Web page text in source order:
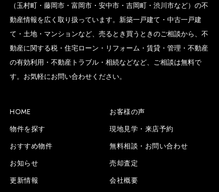
（玉村町・藤岡市・富岡市・安中市・吉岡町・渋川市など）の不
動産情報を広く取り扱っています。新築一戸建て・中古一戸建
て・土地・マンションなど、売るとき買うときのご相談から、不
動産に関する税・住宅ローン・リフォーム・賃貸・管理・不動産
の有効利用・不動産トラブル・相続などなど、ご相談は無料で
す。お気軽にお問い合わせください。
HOME
物件を探す
おすすめ物件
お知らせ
更新情報
お客様の声
現地見学・来店予約
無料相談・お問い合わせ
売却査定
会社概要